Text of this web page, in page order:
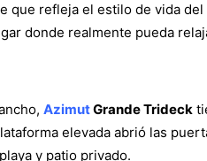
que refleja el estilo de vida
donde realmente pueda
AzimutGrande Trideck
elevada abrió las
y patio privado.